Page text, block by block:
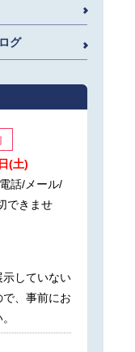
グ
(土)
話/メール/
できませ
していない
、事前にお